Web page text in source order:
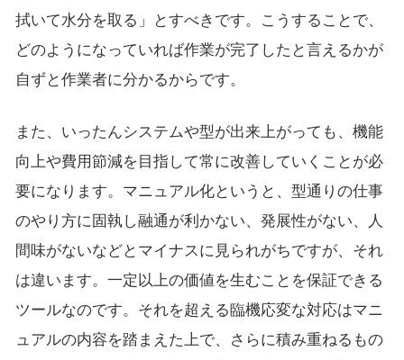
拭いて水分を取る」とすべきです。こうすることで、
どのようになっていれば作業が完了したと言えるかが
自ずと作業者に分かるからです。
また、いったんシステムや型が出来上がっても、機能
向上や費用節減を目指して常に改善していくことが必
要になります。マニュアル化というと、型通りの仕事
のやり方に固執し融通が利かない、発展性がない、人
間味がないなどとマイナスに見られがちですが、それ
は違います。一定以上の価値を生むことを保証できる
ツールなのです。それを超える臨機応変な対応はマニ
ュアルの内容を踏まえた上で、さらに積み重ねるもの